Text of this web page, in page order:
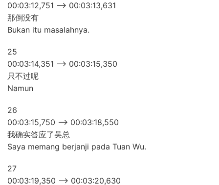
00:03:12,751 –> 00:03:13,631
那倒没有
Bukan itu masalahnya.
25
00:03:14,351 –> 00:03:15,350
只不过呢
Namun
26
00:03:15,750 –> 00:03:18,550
我确实答应了吴总
Saya memang berjanji pada Tuan Wu.
27
00:03:19,350 –> 00:03:20,630